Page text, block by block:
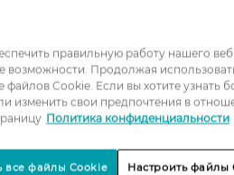
1
2
3
4
правильную работу нашего
возможности. Продолжая
файлов Cookie. Если вы хотите узнать
изменить свои предпочтения в
Политика конфиденциальности
Настроить файлы
все файлы Cookie